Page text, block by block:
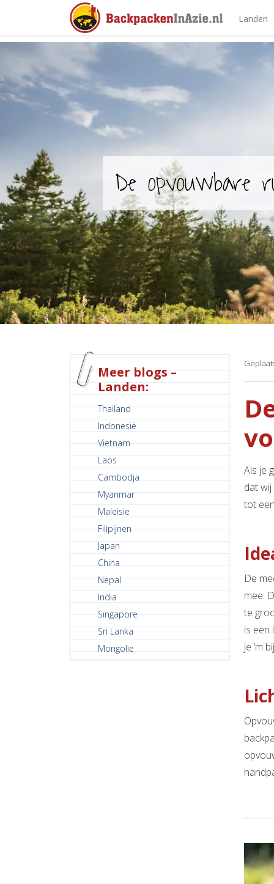
Landen
De
Meer blogs –
Landen:
Thailand
Indonesië
Vietnam
Laos
Cambodja
Myanmar
Maleisie
Filipijnen
Japan
China
Nepal
India
Singapore
Sri Lanka
Mongolie
Als je
dat
tot
De
mee.
te
is een
je ‘m